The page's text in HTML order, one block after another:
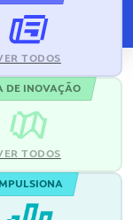
TODOS
DE INOVAÇÃO
TODOS